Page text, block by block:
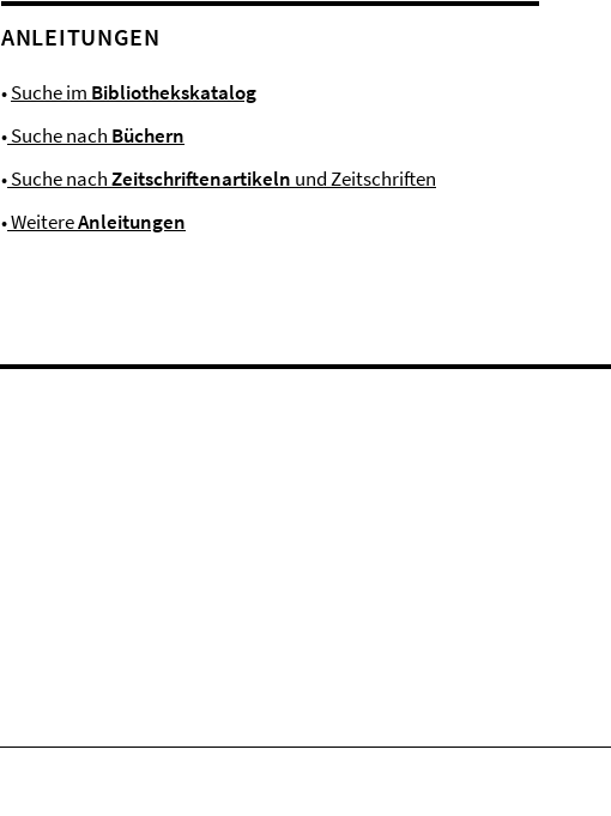
ANLEITUNGEN
•Suche im Bibliothekskatalog
•Suche nach Büchern
•Suche nachZeitschriftenartikeln und Zeitschriften
•WeitereAnleitungen